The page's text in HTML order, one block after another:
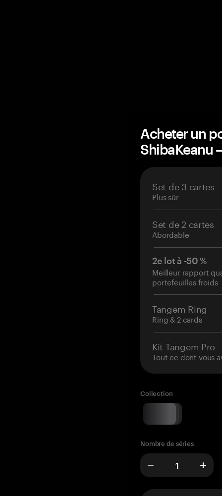
Acheter un
ShibaKeanu
Set de 3 cartes
Plus sûr
Set de 2 cartes
Abordable
2e lot à -50 %
Meilleur rapport
portefeuilles froids
Tangem Ring
Ring & 2 cards
Kit Tangem Pro
Tout ce dont vous
Collection
Nombre de séries